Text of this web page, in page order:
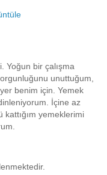
Yoğun bir çalışma
unuttuğum,
benim için. Yemek
İçine az
yemeklerimi